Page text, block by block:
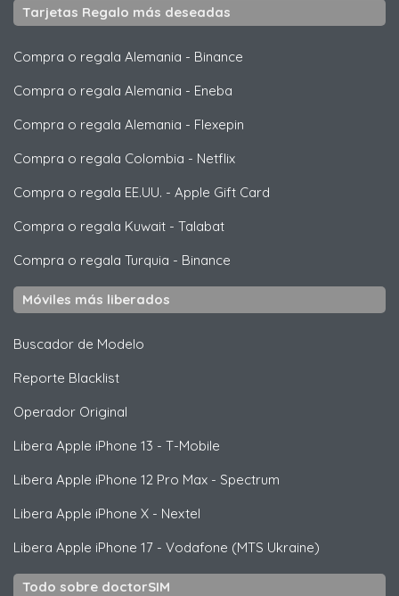
Tarjetas Regalo más deseadas
Compra o regala Alemania - Binance
Compra o regala Alemania - Eneba
Compra o regala Alemania - Flexepin
Compra o regala Colombia - Netflix
Compra o regala EE.UU. - Apple Gift Card
Compra o regala Kuwait - Talabat
Compra o regala Turquia - Binance
Móviles más liberados
Buscador de Modelo
Reporte Blacklist
Operador Original
Libera Apple iPhone 13 - T-Mobile
Libera Apple iPhone 12 Pro Max - Spectrum
Libera Apple iPhone X - Nextel
Libera Apple iPhone 17 - Vodafone (MTS Ukraine)
Todo sobre doctorSIM